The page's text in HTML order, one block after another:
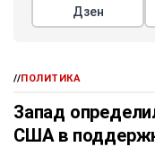
Дзен
//ПОЛИТИКА
Запад
США в